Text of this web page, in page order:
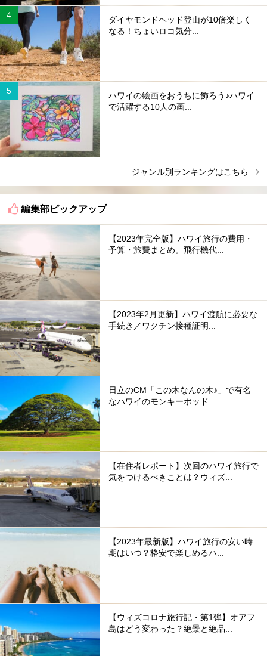
ダイヤモンドヘッド登山が10倍楽しく
なる！ちょいロコ気分...
ハワイの絵画をおうちに飾ろう♪ハワイ
で活躍する10人の画...
ジャンル別ランキングはこちら
編集部ピックアップ
【2023年完全版】ハワイ旅行の費用・
予算・旅費まとめ。飛行機代...
【2023年2月更新】ハワイ渡航に必要な
手続き／ワクチン接種証明...
日立のCM「この木なんの木♪」で有名
なハワイのモンキーポッド
【在住者レポート】次回のハワイ旅行で
気をつけるべきことは？ウィズ...
【2023年最新版】ハワイ旅行の安い時
期はいつ？格安で楽しめるハ...
【ウィズコロナ旅行記・第1弾】オアフ
島はどう変わった？絶景と絶品...